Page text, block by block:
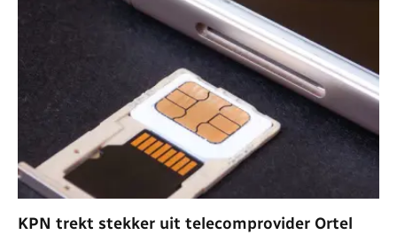
KPN trekt stekker uit telecomprovider Ortel